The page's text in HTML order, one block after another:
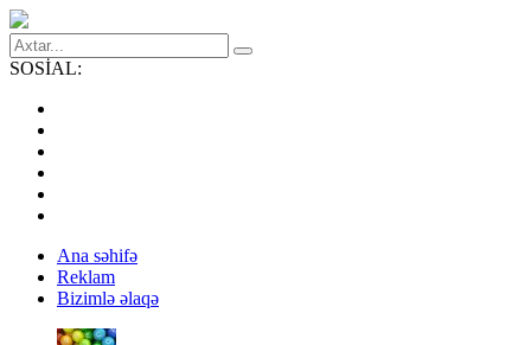
SOSİAL:
Ana səhifə
Reklam
Bizimlə əlaqə